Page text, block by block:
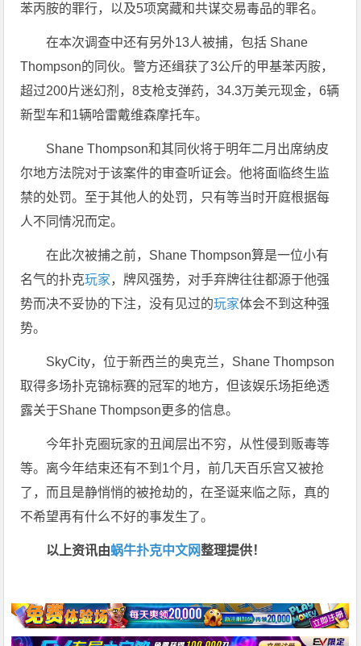
苯丙胺的罪行，以及5项窝藏和共谋交易毒品的罪名。
在本次调查中还有另外13人被捕，包括 Shane
Thompson的同伙。警方还缉获了3公斤的甲基苯丙胺，
超过200片迷幻剂，8支枪支弹药，34.3万美元现金，6辆
新型车和1辆哈雷戴维森摩托车。
Shane Thompson和其同伙将于明年二月出席纳皮
尔地方法院对于该案件的审查听证会。他将面临终生监
禁的处罚。至于其他人的处罚，只有等当时开庭根据每
人不同情况而定。
在此次被捕之前， Shane Thompson算是一位小有
名气的扑克玩家，牌风强势，对手弃牌往往都源于他强
势而决不妥协的下注，没有见过的玩家体会不到这种强
势。
SkyCity，位于新西兰的奥克兰，Shane Thompson
取得多场扑克锦标赛的冠军的地方，但该娱乐场拒绝透
露关于Shane Thompson更多的信息。
今年扑克圈玩家的丑闻层出不穷，从性侵到贩毒等
等。离今年结束还有不到1个月，前几天百乐宫又被抢
了，而且是静悄悄的被抢劫的，在圣诞来临之际，真的
不希望再有什么不好的事发生了。
以上资讯由蜗牛扑克中文网整理提供！